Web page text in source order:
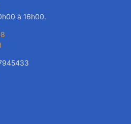
à 16h00.